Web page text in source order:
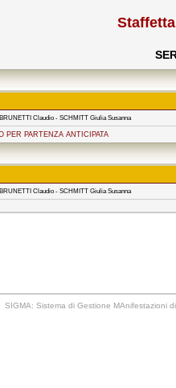
Claudio - SCHMITT Giulia Susanna
PER PARTENZA ANTICIPATA
Claudio - SCHMITT Giulia Susanna
SIGMA: Sistema di Gestione MAnifestazioni